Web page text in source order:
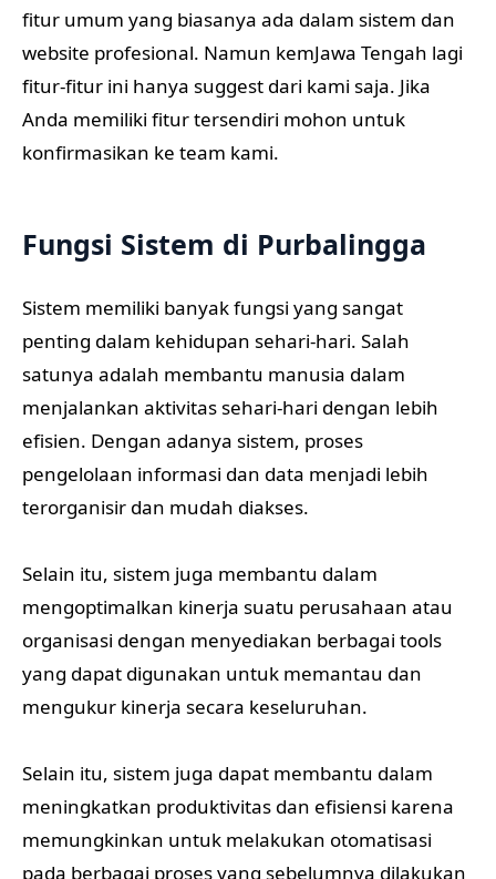
fitur umum yang biasanya ada dalam sistem dan
website profesional. Namun kemJawa Tengah lagi
fitur-fitur ini hanya suggest dari kami saja. Jika
Anda memiliki fitur tersendiri mohon untuk
konfirmasikan ke team kami.
Fungsi Sistem di Purbalingga
Sistem memiliki banyak fungsi yang sangat
penting dalam kehidupan sehari-hari. Salah
satunya adalah membantu manusia dalam
menjalankan aktivitas sehari-hari dengan lebih
efisien. Dengan adanya sistem, proses
pengelolaan informasi dan data menjadi lebih
terorganisir dan mudah diakses.
Selain itu, sistem juga membantu dalam
mengoptimalkan kinerja suatu perusahaan atau
organisasi dengan menyediakan berbagai tools
yang dapat digunakan untuk memantau dan
mengukur kinerja secara keseluruhan.
Selain itu, sistem juga dapat membantu dalam
meningkatkan produktivitas dan efisiensi karena
memungkinkan untuk melakukan otomatisasi
pada berbagai proses yang sebelumnya dilakukan